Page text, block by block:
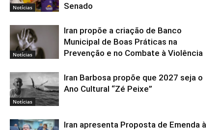
Notícias
Senado
Notícias
Iran propõe a criação de Banco
Municipal de Boas Práticas na
Prevenção e no Combate à Violência
Notícias
Iran Barbosa propõe que 2027 seja o
Ano Cultural “Zé Peixe”
Iran apresenta Proposta de Emenda à